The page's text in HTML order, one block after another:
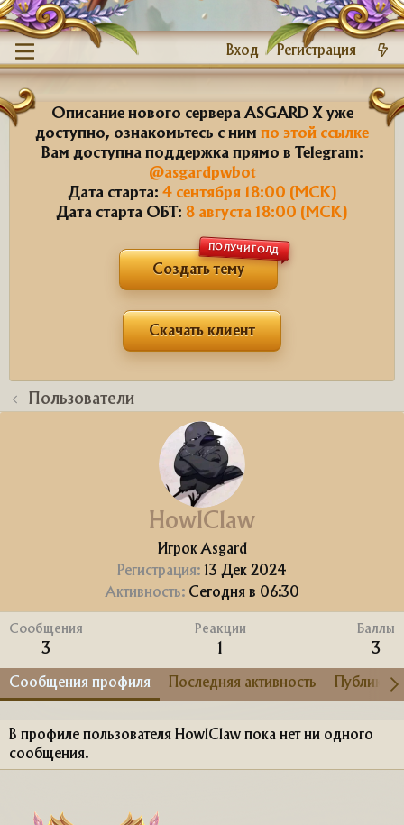
Вход Регистрация
Описание нового сервера ASGARD X уже
доступно, ознакомьтесь с ним по этой ссылке
Вам доступна поддержка прямо в Telegram:
@asgardpwbot
Дата старта: 4 сентября 18:00 (МСК)
Дата старта ОБТ: 8 августа 18:00 (МСК)
Создать тему
ПОЛУЧИ ГОЛД
Скачать клиент
Пользователи
HowlClaw
Игрок Asgard
Регистрация
13 Дек 2024
Активность
Сегодня в 06:30
Сообщения
3
Реакции
1
Баллы
3
Сообщения профиля Последняя активность
В профиле пользователя HowlClaw пока нет ни одного
сообщения.